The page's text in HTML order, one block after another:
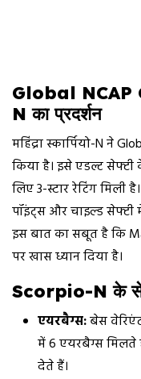
Global NCAP
N का प्रदर्शन
महिंद्रा स्कार्पियो-N ने
किया है। इसे एडल्ट
लिए 3-स्टार रेटिंग मिली
पॉइंट्स और चाइल्ड सेफ्टी
इस बात का सबूत है कि
पर खास ध्यान दिया है।
Scorpio-N के
एयरबैग्स:बेस
में 6 एयरबैग्स मिलते
देते हैं।